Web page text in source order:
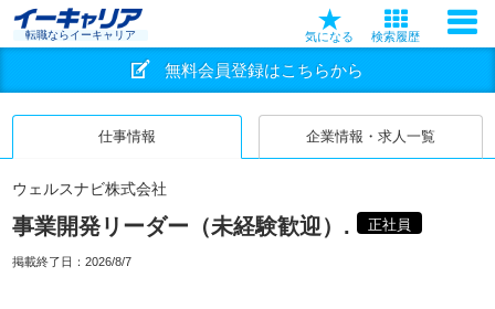
転職ならイーキャリア 気になる 検索履歴
無料会員登録はこちらから
仕事情報 企業情報・求人一覧
ウェルスナビ株式会社
事業開発リーダー（未経験歓迎）. 正社員
掲載終了日： 2026/8/7